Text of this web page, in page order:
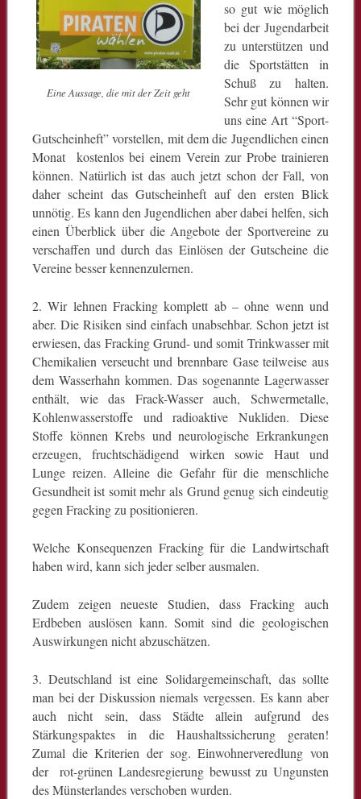
Eine Aussage, die mit der Zeit geht
so gut wie möglich
bei der Jugendarbeit
zu unterstützen und
die Sportstätten in
Schuß zu halten.
Sehr gut können wir
uns eine Art “Sport-
Gutscheinheft” vorstellen, mit dem die Jugendlichen einen
Monat kostenlos bei einem Verein zur Probe trainieren
können. Natürlich ist das auch jetzt schon der Fall, von
daher scheint das Gutscheinheft auf den ersten Blick
unnötig. Es kann den Jugendlichen aber dabei helfen, sich
einen Überblick über die Angebote der Sportvereine zu
verschaffen und durch das Einlösen der Gutscheine die
Vereine besser kennenzulernen.
2. Wir lehnen Fracking komplett ab – ohne wenn und
aber. Die Risiken sind einfach unabsehbar. Schon jetzt ist
erwiesen, das Fracking Grund- und somit Trinkwasser mit
Chemikalien verseucht und brennbare Gase teilweise aus
dem Wasserhahn kommen. Das sogenannte Lagerwasser
enthält, wie das Frack-Wasser auch, Schwermetalle,
Kohlenwasserstoffe und radioaktive Nukliden. Diese
Stoffe können Krebs und neurologische Erkrankungen
erzeugen, fruchtschädigend wirken sowie Haut und
Lunge reizen. Alleine die Gefahr für die menschliche
Gesundheit ist somit mehr als Grund genug sich eindeutig
gegen Fracking zu positionieren.
Welche Konsequenzen Fracking für die Landwirtschaft
haben wird, kann sich jeder selber ausmalen.
Zudem zeigen neueste Studien, dass Fracking auch
Erdbeben auslösen kann. Somit sind die geologischen
Auswirkungen nicht abzuschätzen.
3. Deutschland ist eine Solidargemeinschaft, das sollte
man bei der Diskussion niemals vergessen. Es kann aber
auch nicht sein, dass Städte allein aufgrund des
Stärkungspaktes in die Haushaltssicherung geraten!
Zumal die Kriterien der sog. Einwohnerveredlung von
der rot-grünen Landesregierung bewusst zu Ungunsten
des Münsterlandes verschoben wurden.